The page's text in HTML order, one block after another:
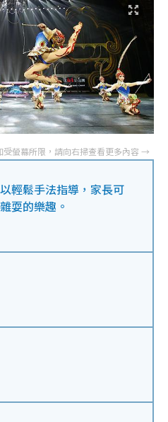
輕鬆手法指導，家長可
耍的樂趣。